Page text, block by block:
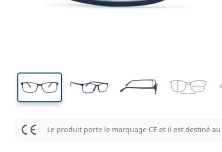
Le produit porte le marquage CE et il est destiné